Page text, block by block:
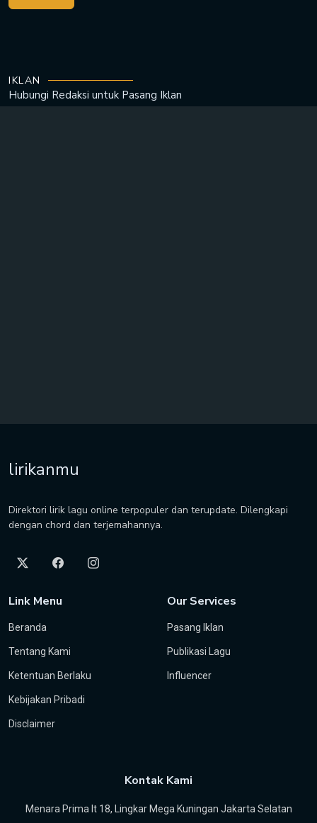
IKLAN
Hubungi Redaksi untuk Pasang Iklan
lirikanmu
Direktori lirik lagu online terpopuler dan terupdate. Dilengkapi
dengan chord dan terjemahannya.
Link Menu
Beranda
Tentang Kami
Ketentuan Berlaku
Kebijakan Pribadi
Disclaimer
Our Services
Pasang Iklan
Publikasi Lagu
Influencer
Kontak Kami
Menara Prima lt 18, Lingkar Mega Kuningan Jakarta Selatan